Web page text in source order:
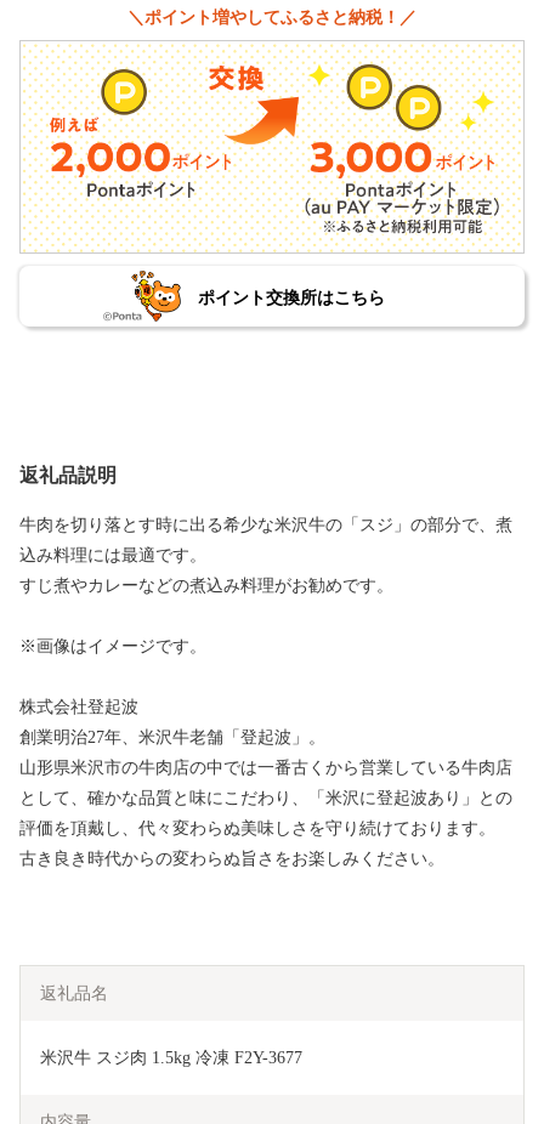
＼ポイント増やしてふるさと納税！／
ポイント交換所はこちら
返礼品説明
牛肉を切り落とす時に出る希少な米沢牛の「スジ」の部分で、煮
込み料理には最適です。
すじ煮やカレーなどの煮込み料理がお勧めです。
※画像はイメージです。
株式会社登起波
創業明治27年、米沢牛老舗「登起波」。
山形県米沢市の牛肉店の中では一番古くから営業している牛肉店
として、確かな品質と味にこだわり、「米沢に登起波あり」との
評価を頂戴し、代々変わらぬ美味しさを守り続けております。
古き良き時代からの変わらぬ旨さをお楽しみください。
返礼品名
米沢牛 スジ肉 1.5kg 冷凍 F2Y-3677